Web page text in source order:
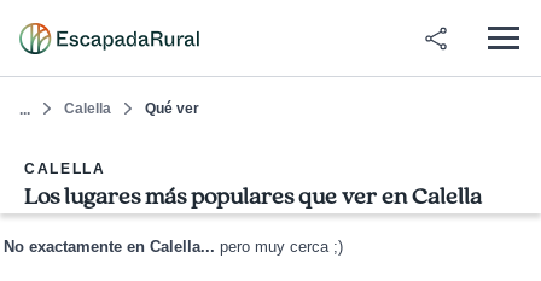
... Calella Qué ver
CALELLA
Los lugares más populares que ver en Calella
No exactamente en Calella... pero muy cerca ;)